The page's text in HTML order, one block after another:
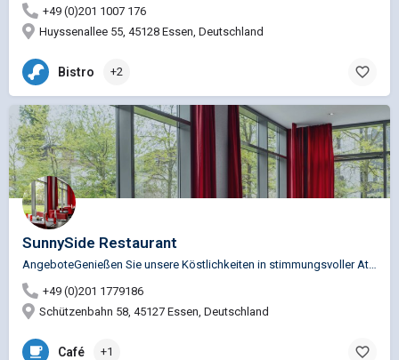
+49 (0)201 1007 176
Huyssenallee 55, 45128 Essen, Deutschland
Bistro +2
SunnySide Restaurant
AngeboteGenießen Sie unsere Köstlichkeiten in stimmungsvoller Atmosphäre, eleganter Dekoration und dezenter…
+49 (0)201 1779186
Schützenbahn 58, 45127 Essen, Deutschland
Café +1